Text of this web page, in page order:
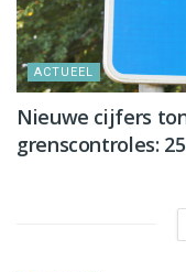
ACTUEEL
Nieuwe cijfers
grenscontroles: